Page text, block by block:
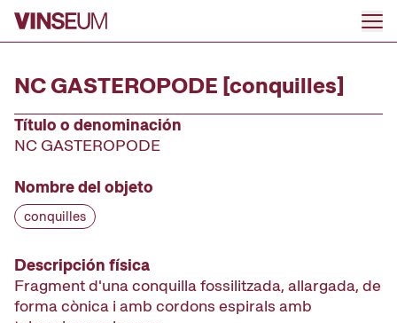
Ir al contenido
NC GASTEROPODE [conquilles]
Título o denominación
NC GASTEROPODE
Nombre del objeto
conquilles
Descripción física
Fragment d'una conquilla fossilitzada, allargada, de
forma cònica i amb cordons espirals amb